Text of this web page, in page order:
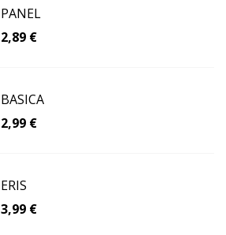
PANEL
2,89 €
BASICA
2,99 €
ERIS
3,99 €